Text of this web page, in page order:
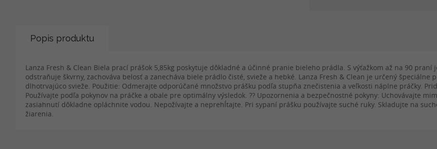
Popis produktu
Lanza Fresh & Clean Biela prací prášok 5,85kg poskytuje dôkladné a účinné pranie bieleho prádla. S výťažkom až na 90
odstraňuje škvrny, zachováva belosť a zanecháva biele prádlo čisté, svieže a hebké. Lanza Fresh & Clean je určený
dlhotrvajúco svieže. Použitie: Odmerajte odporúčané množstvo prášku podľa stupňa znečistenia a veľkosti náplne práčky.
Používajte podľa pokynov na práčke a obale pre optimálny výsledok. ?? Upozornenia a bezpečnostné pokyny: Uchovávajte
zasiahnutí dôkladne opláchnite vodou. Nepožívajte a neprehĺtajte. Pri sypaní prášku používajte suché ruky. Skladujte na
žiarenia.